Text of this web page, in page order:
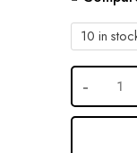
10 in